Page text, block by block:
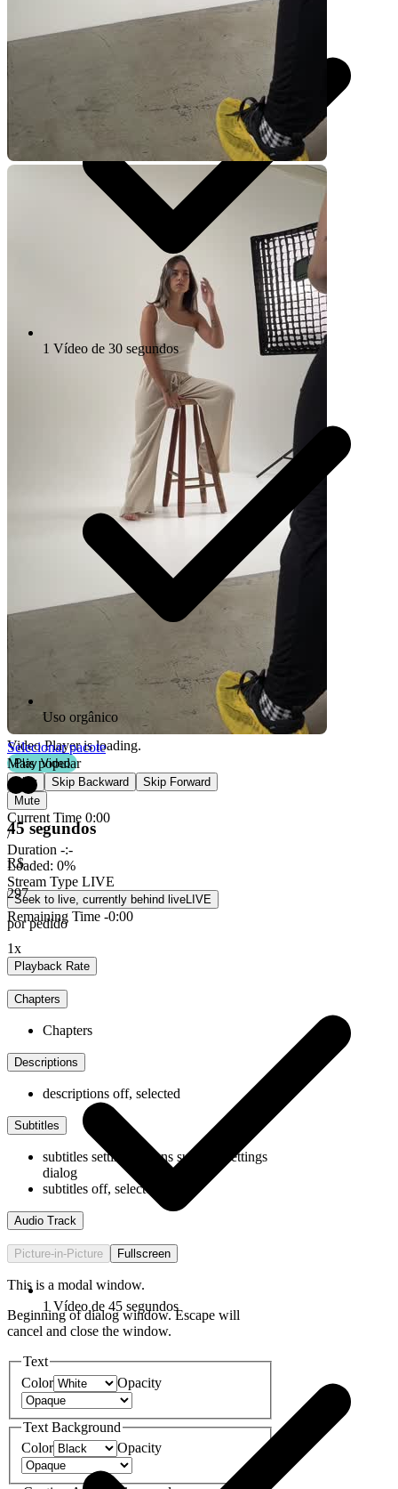
Video Player is loading.
Play Video
Play
Skip Backward
Skip Forward
Mute
Current Time 0:00
/
Duration -:-
Loaded: 0%
Stream Type LIVE
Seek to live, currently behind liveLIVE
Remaining Time -0:00
1x
Playback Rate
Chapters
Chapters
Descriptions
descriptions off, selected
Subtitles
subtitles settings
, opens subtitles settings
dialog
subtitles off, selected
Audio Track
Picture-in-Picture Fullscreen
This is a modal window.
Beginning of dialog window. Escape will
cancel and close the window.
Text
Color
Opacity
Text Background
Color
Opacity
1 Vídeo de 30 segundos
Uso orgânico
Selecionar pacote
Mais popular
45 segundos
R$
297
por pedido
1 Vídeo de 45 segundos